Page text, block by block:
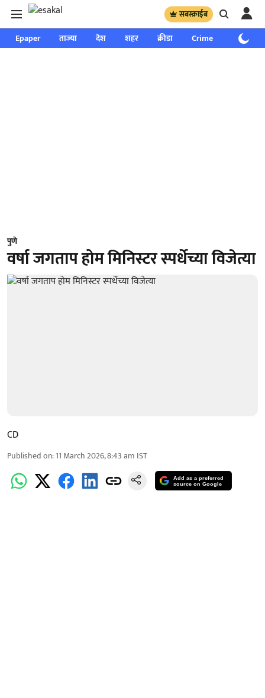
सबस्क्राईब
Epaper ताज्या देश शहर क्रीडा Crime साप्ताहिक
पुणे
वर्षा जगताप होम मिनिस्टर स्पर्धेच्या विजेत्या
CD
Published on:11 March 2026, 8:43 am IST
Add as a preferred
source on Google